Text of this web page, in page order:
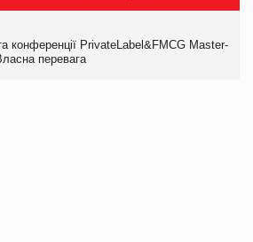
конференції PrivateLabel&FMCG Master-
перевага